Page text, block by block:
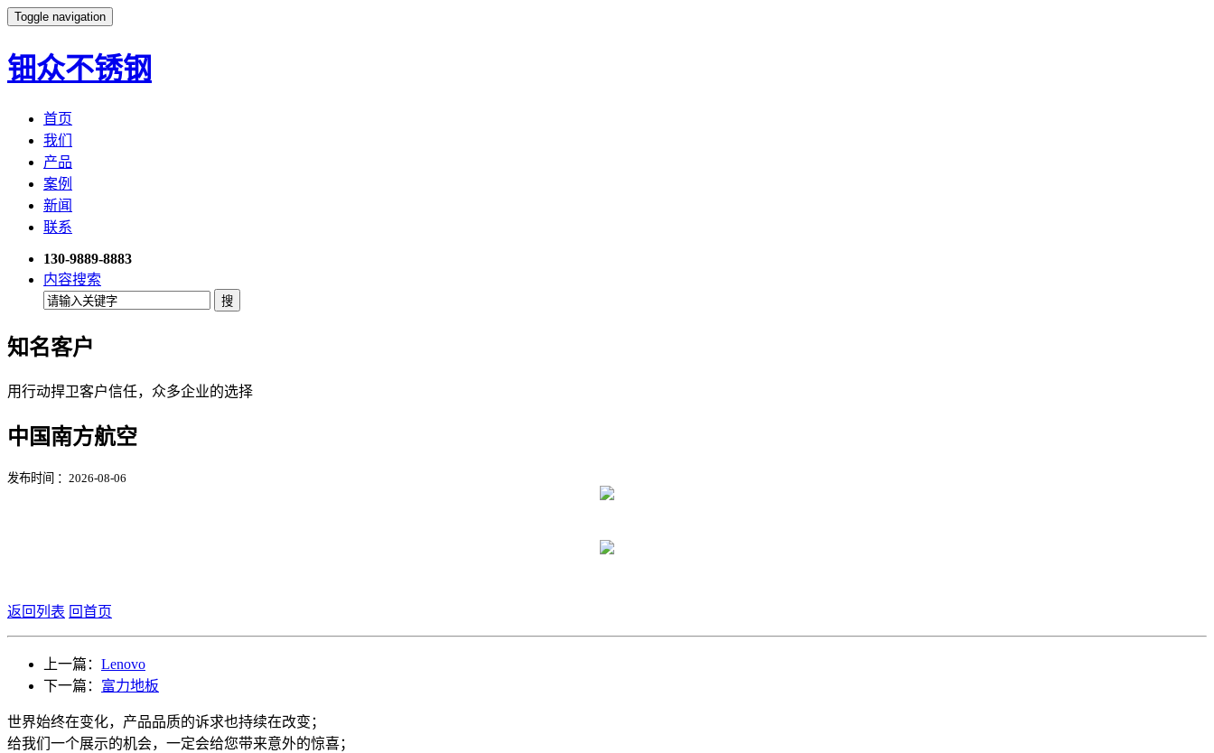
Toggle navigation
钿众不锈钢
首页
我们
产品
案例
新闻
联系
130-9889-8883
内容搜索
知名客户
用行动捍卫客户信任，众多企业的选择
中国南方航空
发布时间 ：2026-08-06
返回列表 回首页
上一篇： Lenovo
下一篇： 富力地板
世界始终在变化，产品品质的诉求也持续在改变；
给我们一个展示的机会，一定会给您带来意外的惊喜；